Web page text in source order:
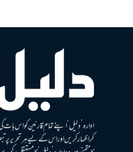
ادارہ ’دلیل‘ اپنے تمام قارئین کو اس
کر اظہار کریں اور اس کے لیے ہر تحریر